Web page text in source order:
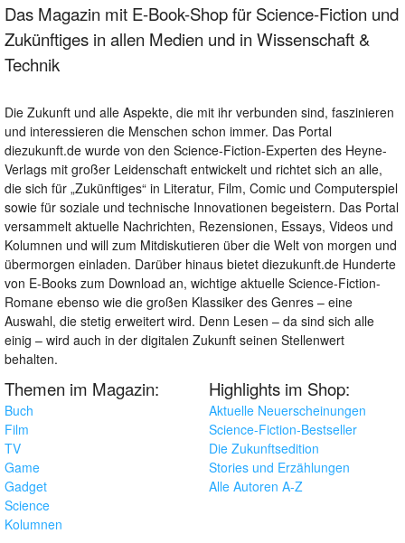
Das Magazin mit E-Book-Shop für Science-Fiction und
Zukünftiges in allen Medien und in Wissenschaft &
Technik
Die Zukunft und alle Aspekte, die mit ihr verbunden sind, faszinieren
und interessieren die Menschen schon immer. Das Portal
diezukunft.de wurde von den Science-Fiction-Experten des Heyne-
Verlags mit großer Leidenschaft entwickelt und richtet sich an alle,
die sich für „Zukünftiges“ in Literatur, Film, Comic und Computerspiel
sowie für soziale und technische Innovationen begeistern. Das Portal
versammelt aktuelle Nachrichten, Rezensionen, Essays, Videos und
Kolumnen und will zum Mitdiskutieren über die Welt von morgen und
übermorgen einladen. Darüber hinaus bietet diezukunft.de Hunderte
von E-Books zum Download an, wichtige aktuelle Science-Fiction-
Romane ebenso wie die großen Klassiker des Genres – eine
Auswahl, die stetig erweitert wird. Denn Lesen – da sind sich alle
einig – wird auch in der digitalen Zukunft seinen Stellenwert
behalten.
Themen im Magazin:
Buch
Film
TV
Game
Gadget
Science
Kolumnen
Highlights im Shop:
Aktuelle Neuerscheinungen
Science-Fiction-Bestseller
Die Zukunftsedition
Stories und Erzählungen
Alle Autoren A-Z